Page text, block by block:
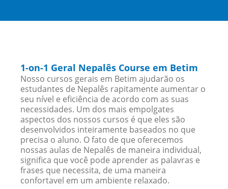
1-on-1 Geral Nepalês Course em Betim
Nosso cursos gerais em Betim ajudarão os
estudantes de Nepalês rapitamente aumentar o
seu nível e eficiência de acordo com as suas
necessidades. Um dos mais empolgates
aspectos dos nossos cursos é que eles são
desenvolvidos inteiramente baseados no que
precisa o aluno. O fato de que oferecemos
nossas aulas de Nepalês de maneira individual,
significa que você pode aprender as palavras e
frases que necessita, de uma maneira
confortavel em um ambiente relaxado.